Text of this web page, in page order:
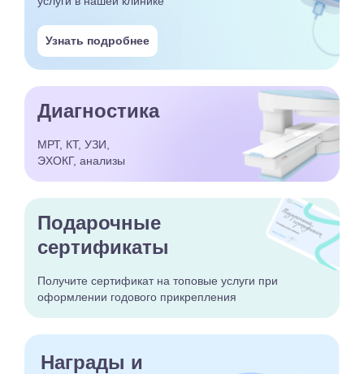
Узнать подробнее
Диагностика
МРТ, КТ, УЗИ,
ЭХОКГ, анализы
Подарочные
сертификаты
Получите сертификатна топовые услуги при
оформлении годового прикрепления
Награды и